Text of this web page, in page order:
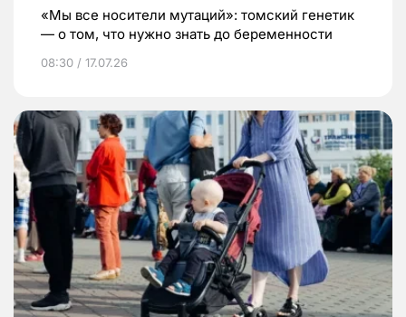
«Мы все носители мутаций»: томский генетик
— о том, что нужно знать до беременности
08:30 / 17.07.26